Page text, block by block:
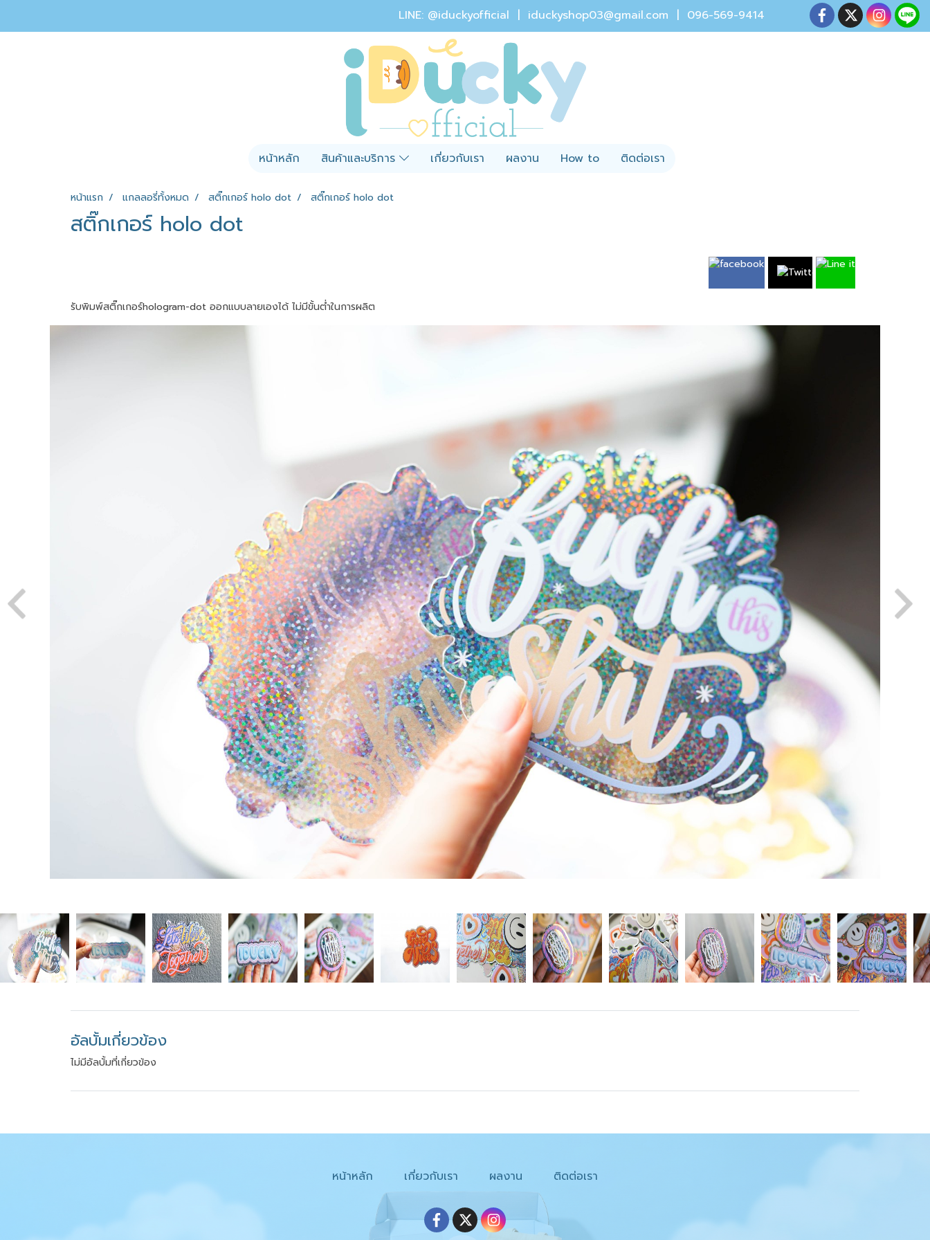
LINE: @iduckyofficial | iduckyshop03@gmail.com | 096-569-9414
หน้าหลัก สินค้าและบริการ เกี่ยวกับเรา ผลงาน How to ติดต่อเรา
หน้าแรก แกลลอรี่ทั้งหมด สติ๊กเกอร์ holo dot สติ๊กเกอร์ holo dot
สติ๊กเกอร์ holo dot
รับพิมพ์สติ๊กเกอร์hologram-dot ออกแบบลายเองได้ ไม่มีขั้นต่ำในการผลิต
อัลบั้มเกี่ยวข้อง
ไม่มีอัลบั้มที่เกี่ยวข้อง
หน้าหลัก เกี่ยวกับเรา ผลงาน ติดต่อเรา